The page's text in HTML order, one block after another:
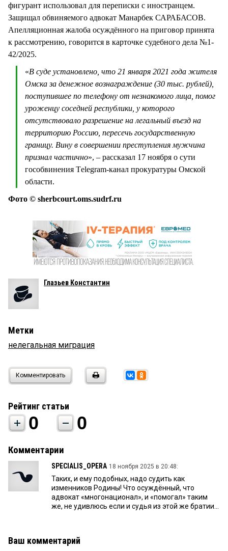
фигурант использовал для переписки с иностранцем.
Защищал обвиняемого адвокат Манарбек САРАБАСОВ.
Апелляционная жалоба осуждённого на приговор принята
к рассмотрению, говорится в карточке судебного дела №1-
42/2025.
«В суде установлено, что 21 января 2021 года жителя
Омска за денежное вознаграждение (30 тыс. рублей),
поступившее по телефону от незнакомого лица, помог
уроженцу соседней республики, у которого
отсутствовало разрешение на легальный въезд на
территорию Россию, пересечь государственную
границу. Вину в совершении преступления мужчина
признал частично», – рассказал 17 ноября о сути
гособвинения Тelegram-канал прокуратуры Омской
области.
Фото © sherbcourt.oms.sudrf.ru
Глазьев Константин
Метки
нелегальная миграция
Комментировать
Рейтинг статьи
0 0
Комментарии
SPECIALIS_OPERA 18 ноября 2025 в 20:48:
Таких, и ему подобных, надо судить как
изменников Родины! Что осуждённый, что
адвокат «многонационал», и «помогал» таким
же, не удивлюсь если и судья из этой же братии...
Ваш комментарий